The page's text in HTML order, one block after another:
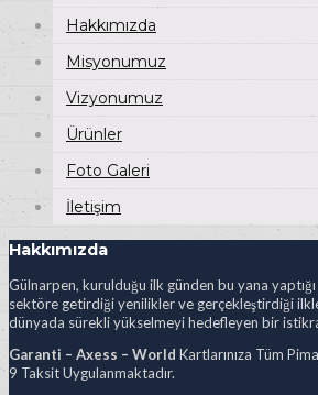
Hakkımızda
Misyonumuz
Vizyonumuz
Ürünler
Foto Galeri
İletişim
Hakkımızda
Gülnarpen, kurulduğu ilk günden bu yana
sektöre getirdiği yenilikler ve gerçekleştirdiği
dünyada sürekli yükselmeyi hedefleyen bir
Garanti – Axess – World Kartlarınıza Tüm
9 Taksit Uygulanmaktadır.